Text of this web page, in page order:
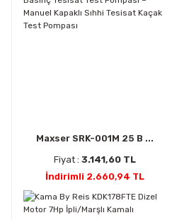
Maxser SRK-001M 25 B ...
Fiyat :3.141,60 TL
İndirimli 2.660,94 TL